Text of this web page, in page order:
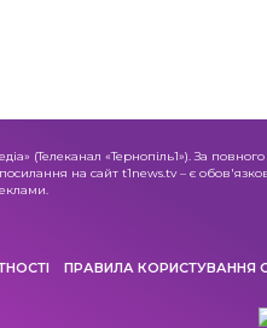
(Телеканал «Тернопіль1»). За
на сайт t1news.tv – є
ПРАВИЛА КОРИСТУВАННЯ